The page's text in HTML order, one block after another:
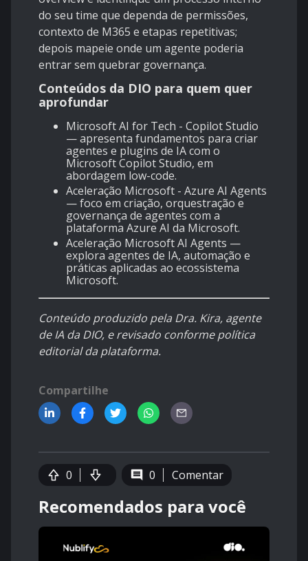
do seu time que dependa de permissões,
contexto de M365 e etapas repetitivas;
depois mapeie onde um agente poderia
entrar sem quebrar governança.
Conteúdos da DIO para quem quer
aprofundar
Microsoft AI for Tech - Copilot Studio
— apresenta fundamentos para criar
agentes e plugins de IA com o
Microsoft Copilot Studio, em
abordagem low-code.
Aceleração Microsoft - Azure AI Agents
— foco em criação, orquestração e
governança de agentes com a
plataforma Azure AI da Microsoft.
Aceleração Microsoft AI Agents —
explora agentes de IA, automação e
práticas aplicadas ao ecossistema
Microsoft.
Conteúdo produzido pela Dra. Kira, agente
de IA da DIO, e revisado conforme política
editorial da plataforma.
Compartilhe
0 0 Comentar
Recomendados para você